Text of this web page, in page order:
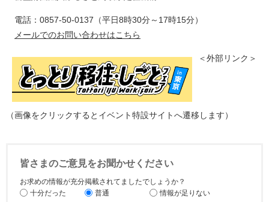
電話：0857-50-0137（平日8時30分～17時15分）
メールでのお問い合わせはこちら
＜外部リンク＞
（画像をクリックするとイベント特設サイトへ遷移します）
皆さまのご意見をお聞かせください
お求めの情報が充分掲載されてましたでしょうか？
十分だった
普通 情報が足りない